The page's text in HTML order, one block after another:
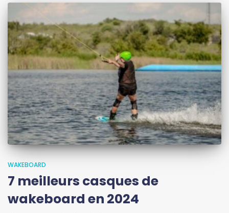
WAKEBOARD
7 meilleurs casques de
wakeboard en 2024